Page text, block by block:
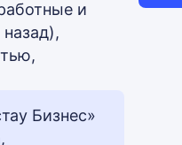
и
Бизнес»